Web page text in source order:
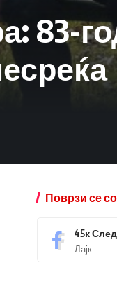
83-
Поврзи се
45к
Лајк